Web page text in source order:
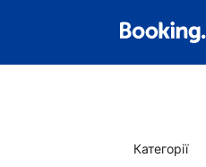
Категорії